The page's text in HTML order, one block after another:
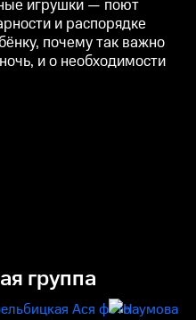
игрушки — поют
и распорядке
почему так важно
и о необходимости
группа